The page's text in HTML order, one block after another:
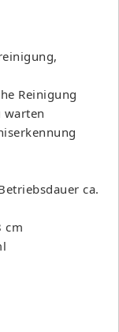
Reinigung
warten
ca.
cm